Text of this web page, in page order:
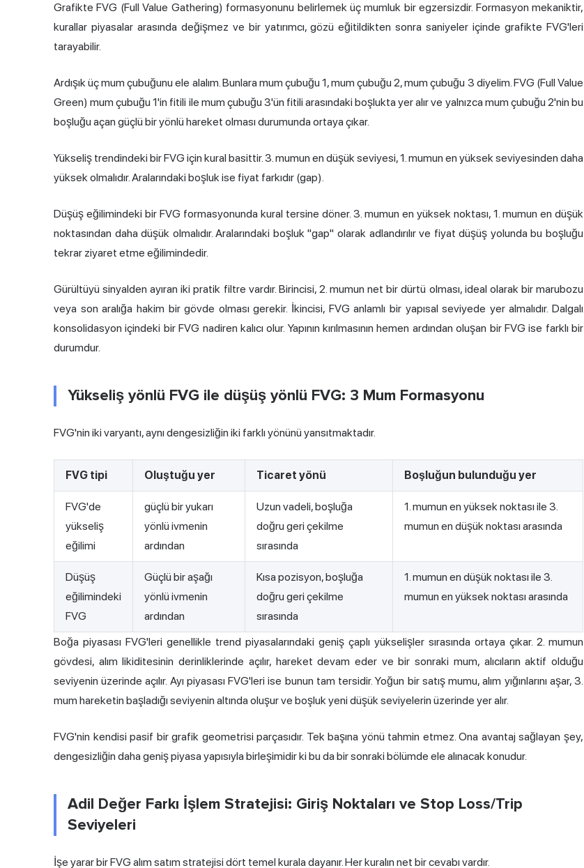
Grafikte FVG (Full Value Gathering) formasyonunu belirlemek üç mumluk bir egzersizdir. Formasyon mekaniktir,
kurallar piyasalar arasında değişmez ve bir yatırımcı, gözü eğitildikten sonra saniyeler içinde grafikte FVG'leri
tarayabilir.
Ardışık üç mum çubuğunu ele alalım. Bunlara mum çubuğu 1, mum çubuğu 2, mum çubuğu 3 diyelim. FVG (Full Value
Green) mum çubuğu 1'in fitili ile mum çubuğu 3'ün fitili arasındaki boşlukta yer alır ve yalnızca mum çubuğu 2'nin bu
boşluğu açan güçlü bir yönlü hareket olması durumunda ortaya çıkar.
Yükseliş trendindeki bir FVG için kural basittir. 3. mumun en düşük seviyesi, 1. mumun en yüksek seviyesinden daha
yüksek olmalıdır. Aralarındaki boşluk ise fiyat farkıdır (gap).
Düşüş eğilimindeki bir FVG formasyonunda kural tersine döner. 3. mumun en yüksek noktası, 1. mumun en düşük
noktasından daha düşük olmalıdır. Aralarındaki boşluk "gap" olarak adlandırılır ve fiyat düşüş yolunda bu boşluğu
tekrar ziyaret etme eğilimindedir.
Gürültüyü sinyalden ayıran iki pratik filtre vardır. Birincisi, 2. mumun net bir dürtü olması, ideal olarak bir marubozu
veya son aralığa hakim bir gövde olması gerekir. İkincisi, FVG anlamlı bir yapısal seviyede yer almalıdır. Dalgalı
konsolidasyon içindeki bir FVG nadiren kalıcı olur. Yapının kırılmasının hemen ardından oluşan bir FVG ise farklı bir
durumdur.
Yükseliş yönlü FVG ile düşüş yönlü FVG: 3 Mum Formasyonu
FVG'nin iki varyantı, aynı dengesizliğin iki farklı yönünü yansıtmaktadır.
FVG tipi Oluştuğu yer Ticaret yönü Boşluğun bulunduğu yer
FVG'de
yükseliş
eğilimi
güçlü bir yukarı
yönlü ivmenin
ardından
Uzun vadeli, boşluğa
doğru geri çekilme
sırasında
1. mumun en yüksek noktası ile 3.
mumun en düşük noktası arasında
Düşüş
eğilimindeki
FVG
Güçlü bir aşağı
yönlü ivmenin
ardından
Kısa pozisyon, boşluğa
doğru geri çekilme
sırasında
1. mumun en düşük noktası ile 3.
mumun en yüksek noktası arasında
Boğa piyasası FVG'leri genellikle trend piyasalarındaki geniş çaplı yükselişler sırasında ortaya çıkar. 2. mumun
gövdesi, alım likiditesinin derinliklerinde açılır, hareket devam eder ve bir sonraki mum, alıcıların aktif olduğu
seviyenin üzerinde açılır. Ayı piyasası FVG'leri ise bunun tam tersidir. Yoğun bir satış mumu, alım yığınlarını aşar, 3.
mum hareketin başladığı seviyenin altında oluşur ve boşluk yeni düşük seviyelerin üzerinde yer alır.
FVG'nin kendisi pasif bir grafik geometrisi parçasıdır. Tek başına yönü tahmin etmez. Ona avantaj sağlayan şey,
dengesizliğin daha geniş piyasa yapısıyla birleşimidir ki bu da bir sonraki bölümde ele alınacak konudur.
Adil Değer Farkı İşlem Stratejisi: Giriş Noktaları ve Stop Loss/Trip
Seviyeleri
İşe yarar bir FVG alım satım stratejisi dört temel kurala dayanır. Her kuralın net bir cevabı vardır.